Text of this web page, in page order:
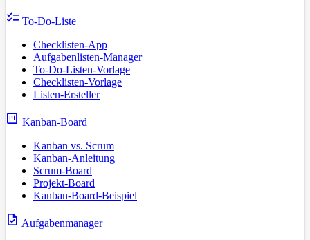
checklist To-Do-Liste
Checklisten-App
Aufgabenlisten-Manager
To-Do-Listen-Vorlage
Checklisten-Vorlage
Listen-Ersteller
view_kanban Kanban-Board
Kanban vs. Scrum
Kanban-Anleitung
Scrum-Board
Projekt-Board
Kanban-Board-Beispiel
task Aufgabenmanager